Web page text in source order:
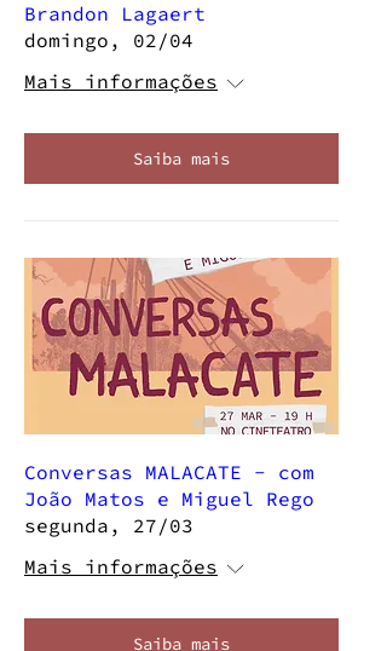
Brandon Lagaert
domingo, 02/04
Mais informações
Saiba mais
Conversas MALACATE - com
João Matos e Miguel Rego
segunda, 27/03
Mais informações
Saiba mais